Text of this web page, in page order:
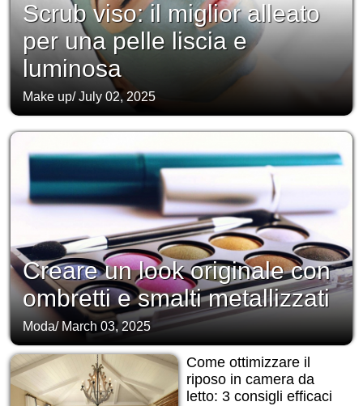
Scrub viso: il miglior alleato
per una pelle liscia e
luminosa
Make up/July 02, 2025
Creare un look originale con
ombretti e smalti metallizzati
Moda/ March 03, 2025
Come ottimizzare il
riposo in camera da
letto: 3 consigli efficaci